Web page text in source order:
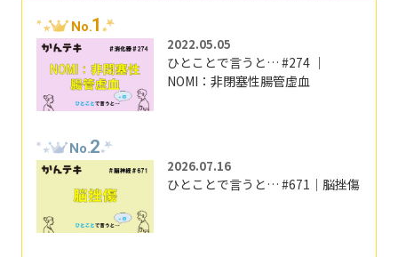
No.1
2022.05.05
ひとことで言うと… #274 ｜
NOMI：非閉塞性腸管虚血
No.2
2026.07.16
ひとことで言うと… #671｜脳挫傷